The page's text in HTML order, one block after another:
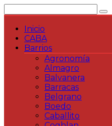
al
contenidoInicio
CABA
Barrios
Agronomía
Almagro
Balvanera
Barracas
Belgrano
Boedo
Caballito